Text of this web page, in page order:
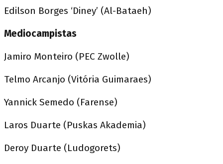
Edilson Borges ‘Diney’ (Al-Bataeh)
Mediocampistas
Jamiro Monteiro (PEC Zwolle)
Telmo Arcanjo (Vitória Guimaraes)
Yannick Semedo (Farense)
Laros Duarte (Puskas Akademia)
Deroy Duarte (Ludogorets)